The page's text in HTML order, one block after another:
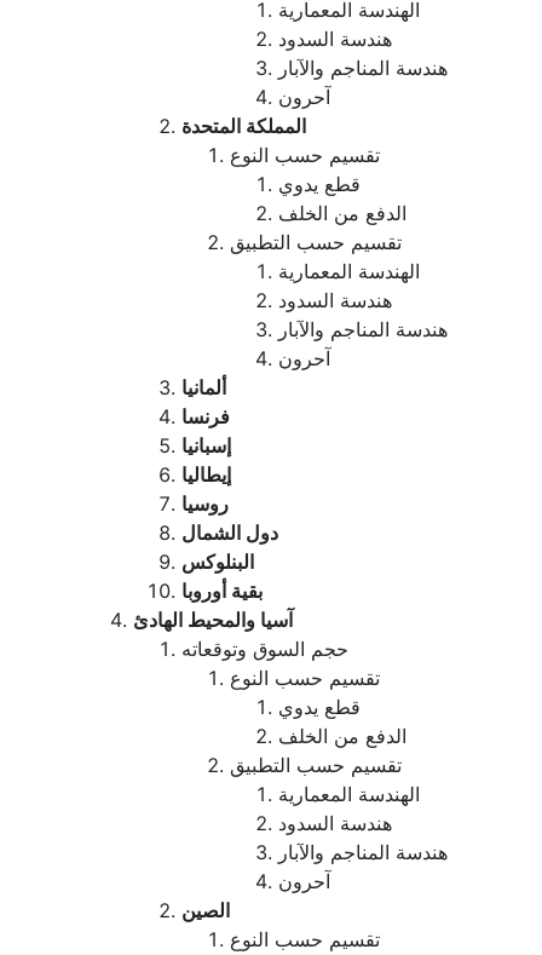
الهندسة المعمارية
هندسة السدود
هندسة المناجم والآبار
آحرون
المملكة المتحدة
تقسيم حسب النوع
قطع يدوي
الدفع من الخلف
تقسيم حسب التطبيق
الهندسة المعمارية
هندسة السدود
هندسة المناجم والآبار
آحرون
ألمانيا
فرنسا
إسبانيا
إيطاليا
روسيا
دول الشمال
البنلوكس
بقية أوروبا
آسيا والمحيط الهادئ
حجم السوق وتوقعاته
تقسيم حسب النوع
قطع يدوي
الدفع من الخلف
تقسيم حسب التطبيق
الهندسة المعمارية
هندسة السدود
هندسة المناجم والآبار
آحرون
الصين
تقسيم حسب النوع